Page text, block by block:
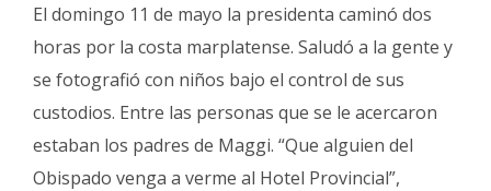
El domingo 11 de mayo la presidenta caminó dos
horas por la costa marplatense. Saludó a la gente y
se fotografió con niños bajo el control de sus
custodios. Entre las personas que se le acercaron
estaban los padres de Maggi. “Que alguien del
Obispado venga a verme al Hotel Provincial”,